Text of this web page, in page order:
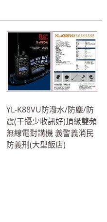
YL-K88VU防潑水/防塵/防
震(干擾少收訊好)頂級雙頻
無線電對講機 義警義消民
防義刑(大型飯店)